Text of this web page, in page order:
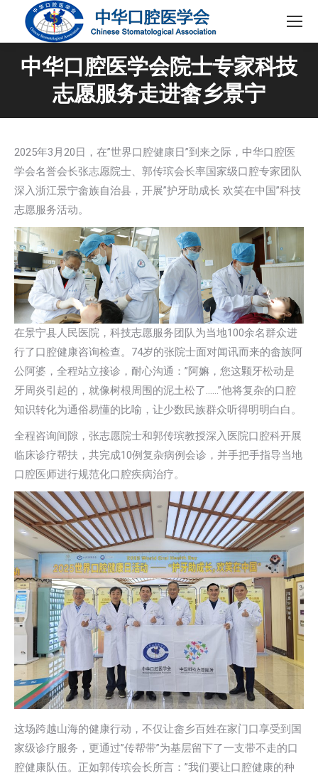
中华口腔医学会院士专家科技
志愿服务走进畲乡景宁
2025年3月20日，在”世界口腔健康日”到来之际，中华口腔医
学会名誉会长张志愿院士、郭传瑸会长率国家级口腔专家团队
深入浙江景宁畲族自治县，开展”护牙助成长 欢笑在中国”科技
志愿服务活动。
在景宁县人民医院，科技志愿服务团队为当地100余名群众进
行了口腔健康咨询检查。74岁的张院士面对闻讯而来的畲族阿
公阿婆，全程站立接诊，耐心沟通：”阿嫲，您这颗牙松动是
牙周炎引起的，就像树根周围的泥土松了……”他将复杂的口腔
知识转化为通俗易懂的比喻，让少数民族群众听得明明白白。
全程咨询间隙，张志愿院士和郭传瑸教授深入医院口腔科开展
临床诊疗帮扶，共完成10例复杂病例会诊，并手把手指导当地
口腔医师进行规范化口腔疾病治疗。
这场跨越山海的健康行动，不仅让畲乡百姓在家门口享受到国
家级诊疗服务，更通过”传帮带”为基层留下了一支带不走的口
腔健康队伍。正如郭传瑸会长所言：”我们要让口腔健康的种